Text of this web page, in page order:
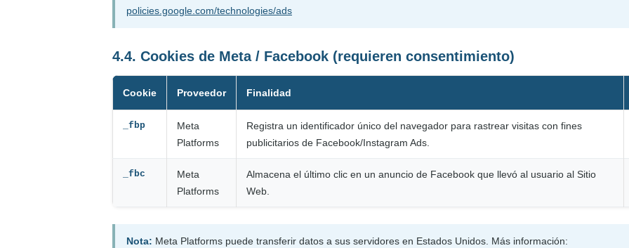
policies.google.com/technologies/ads
4.4. Cookies de Meta / Facebook (requieren consentimiento)
Cookie Proveedor Finalidad
_fbp
Meta
Platforms
Registra un identificador único del navegador para rastrear visitas con fines
publicitarios de Facebook/Instagram Ads.
_fbc
Meta
Platforms
Almacena el último clic en un anuncio de Facebook que llevó al usuario al Sitio
Web.
Nota: Meta Platforms puede transferir datos a sus servidores en Estados Unidos. Más información: